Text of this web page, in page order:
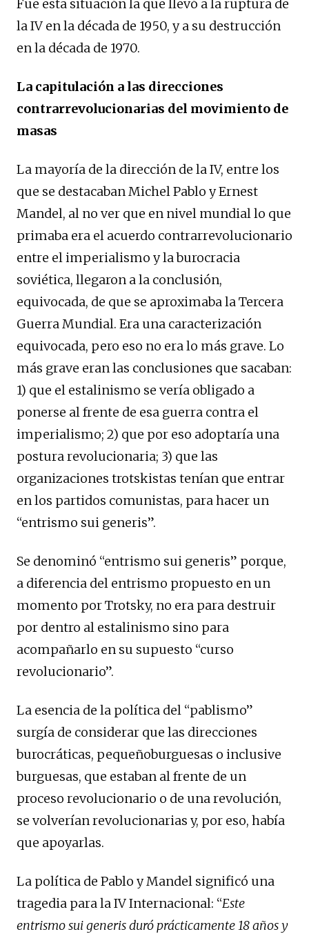
Fue esta situación la que llevó a la ruptura de
la IV en la década de 1950, y a su destrucción
en la década de 1970.
La capitulación a las direcciones
contrarrevolucionarias del movimiento de
masas
La mayoría de la dirección de la IV, entre los
que se destacaban Michel Pablo y Ernest
Mandel, al no ver que en nivel mundial lo que
primaba era el acuerdo contrarrevolucionario
entre el imperialismo y la burocracia
soviética, llegaron a la conclusión,
equivocada, de que se aproximaba la Tercera
Guerra Mundial. Era una caracterización
equivocada, pero eso no era lo más grave. Lo
más grave eran las conclusiones que sacaban:
1) que el estalinismo se vería obligado a
ponerse al frente de esa guerra contra el
imperialismo; 2) que por eso adoptaría una
postura revolucionaria; 3) que las
organizaciones trotskistas tenían que entrar
en los partidos comunistas, para hacer un
“entrismo sui generis”.
Se denominó “entrismo sui generis” porque,
a diferencia del entrismo propuesto en un
momento por Trotsky, no era para destruir
por dentro al estalinismo sino para
acompañarlo en su supuesto “curso
revolucionario”.
La esencia de la política del “pablismo”
surgía de considerar que las direcciones
burocráticas, pequeñoburguesas o inclusive
burguesas, que estaban al frente de un
proceso revolucionario o de una revolución,
se volverían revolucionarias y, por eso, había
que apoyarlas.
La política de Pablo y Mandel significó una
tragedia para la IV Internacional: “Este
entrismo sui generis duró prácticamente 18 años y